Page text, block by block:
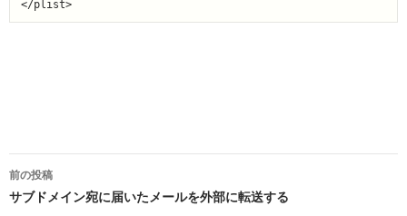
投
稿
前の投稿
サブドメイン宛に届いたメールを外部に転送する